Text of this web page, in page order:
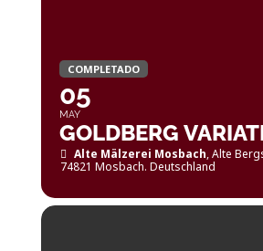
COMPLETADO
05
MAY
GOLDBERG
Alte Mälzerei Mosbach, Alte
74821 Mosbach. Deutschland